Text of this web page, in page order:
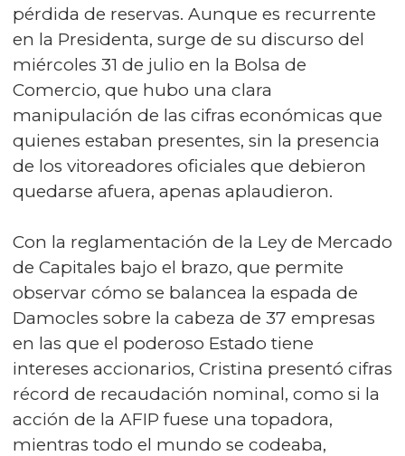
pérdida de reservas. Aunque es recurrente
en la Presidenta, surge de su discurso del
miércoles 31 de julio en la Bolsa de
Comercio, que hubo una clara
manipulación de las cifras económicas que
quienes estaban presentes, sin la presencia
de los vitoreadores oficiales que debieron
quedarse afuera, apenas aplaudieron.
Con la reglamentación de la Ley de Mercado
de Capitales bajo el brazo, que permite
observar cómo se balancea la espada de
Damocles sobre la cabeza de 37 empresas
en las que el poderoso Estado tiene
intereses accionarios, Cristina presentó cifras
récord de recaudación nominal, como si la
acción de la AFIP fuese una topadora,
mientras todo el mundo se codeaba,